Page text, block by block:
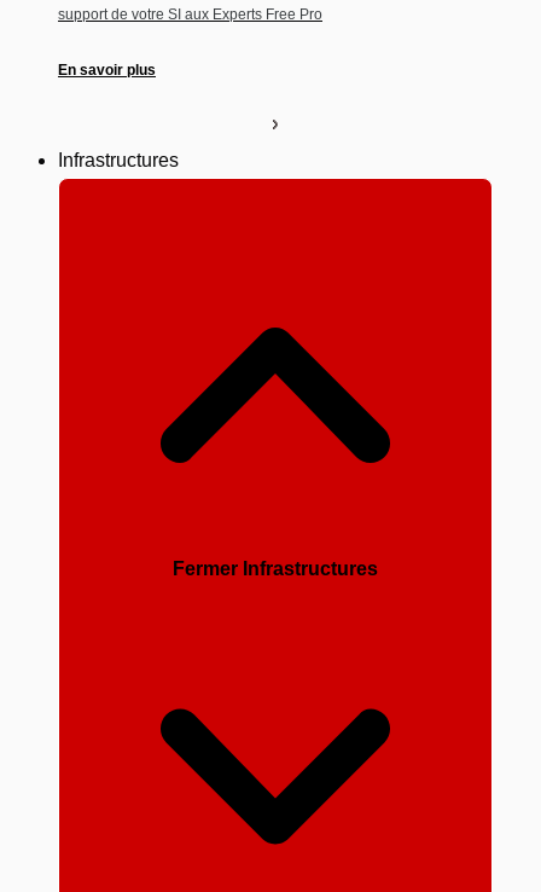
support de votre SI aux Experts Free Pro
En savoir plus
Infrastructures
Fermer Infrastructures